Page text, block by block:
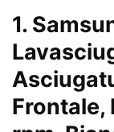
1.
Frontale,